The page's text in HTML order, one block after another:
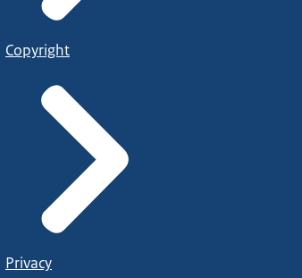
Copyright
Privacy